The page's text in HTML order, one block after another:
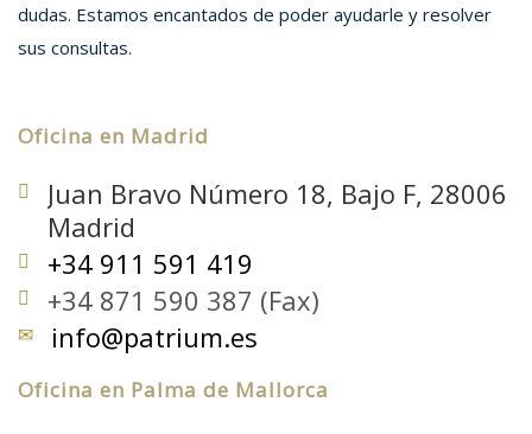
dudas. Estamos encantados de poder ayudarle y resolver
sus consultas.
Oficina en Madrid
Juan Bravo Número 18, Bajo F, 28006
Madrid
+34 911 591 419
+34 871 590 387 (Fax)
info@patrium.es
Oficina en Palma de Mallorca